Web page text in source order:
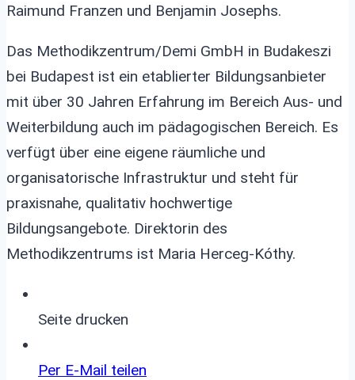
Raimund Franzen und Benjamin Josephs.
Das Methodikzentrum/Demi GmbH in Budakeszi
bei Budapest ist ein etablierter Bildungsanbieter
mit über 30 Jahren Erfahrung im Bereich Aus- und
Weiterbildung auch im pädagogischen Bereich. Es
verfügt über eine eigene räumliche und
organisatorische Infrastruktur und steht für
praxisnahe, qualitativ hochwertige
Bildungsangebote. Direktorin des
Methodikzentrums ist Maria Herceg-Kóthy.
Seite drucken
Per E-Mail teilen